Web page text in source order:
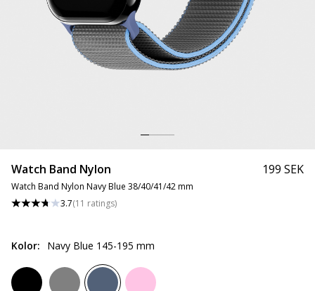
Watch Band Nylon
Watch Band Nylon Navy Blue 38/40/41/42 mm
3.7(11 ratings)
199 SEK
Kolor: Navy Blue 145-195 mm